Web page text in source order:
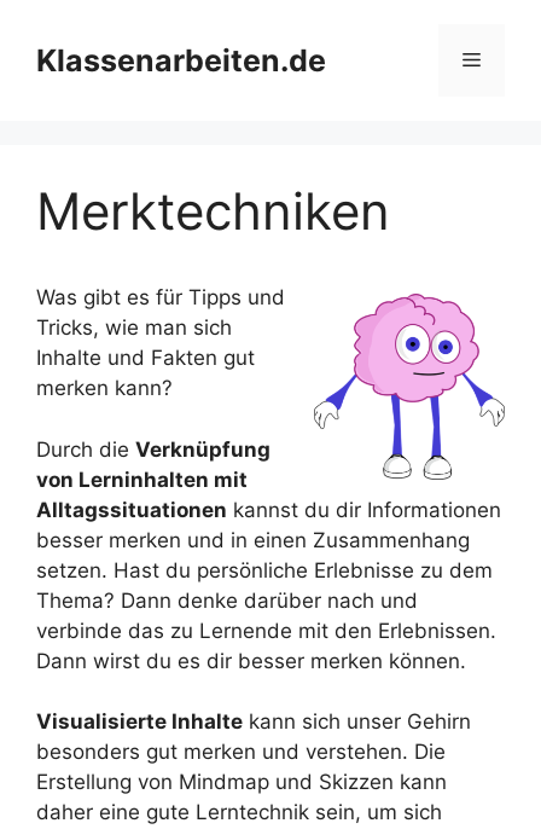
Inhalt
springenKlassenarbeiten.de Menü
Merktechniken
Was gibt es für Tipps und
Tricks, wie man sich
Inhalte und Fakten gut
merken kann?
Durch die Verknüpfung
von Lerninhalten mit
Alltagssituationen kannst du dir Informationen
besser merken und in einen Zusammenhang
setzen. Hast du persönliche Erlebnisse zu dem
Thema? Dann denke darüber nach und
verbinde das zu Lernende mit den Erlebnissen.
Dann wirst du es dir besser merken können.
Visualisierte Inhalte kann sich unser Gehirn
besonders gut merken und verstehen. Die
Erstellung von Mindmap und Skizzen kann
daher eine gute Lerntechnik sein, um sich